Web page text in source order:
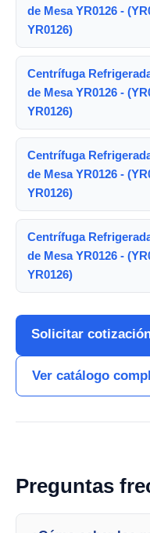
de Mesa YR0126 -
YR0126)
Centrífuga
de Mesa YR0126 -
YR0126)
Centrífuga
de Mesa YR0126 -
YR0126)
Centrífuga
de Mesa YR0126 -
YR0126)
Solicitar
Ver catálogo
Preguntas